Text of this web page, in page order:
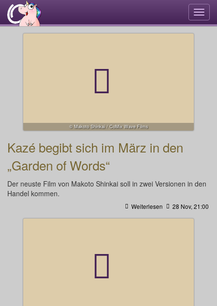
© Makoto Shinkai / CoMix Wave Films
Kazé begibt sich im März in den
„Garden of Words“
Der neuste Film von Makoto Shinkai soll in zwei Versionen in den
Handel kommen.
Weiterlesen 28 Nov, 21:00